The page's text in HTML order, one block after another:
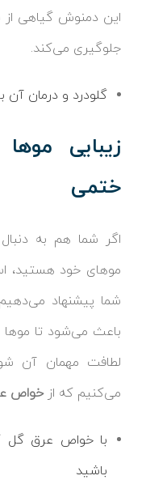
این دمنوش گیاهی از
جلوگیری می‌کند.
گلودرد و درمان آن
زیبایی
ختمی
اگر شما هم به
موهای خود هستید،
شما پیشنهاد
باعث می‌شود تا
لطافت مهمان آن
می‌کنیم که ازخواص
با خواص عرق گل
باشید